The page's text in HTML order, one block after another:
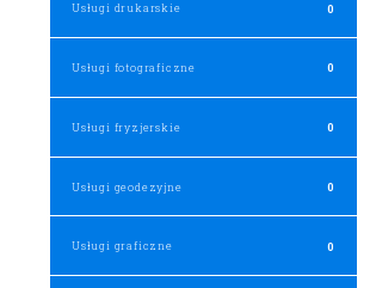
Usługi drukarskie 0
Usługi fotograficzne 0
Usługi fryzjerskie 0
Usługi geodezyjne 0
Usługi graficzne 0